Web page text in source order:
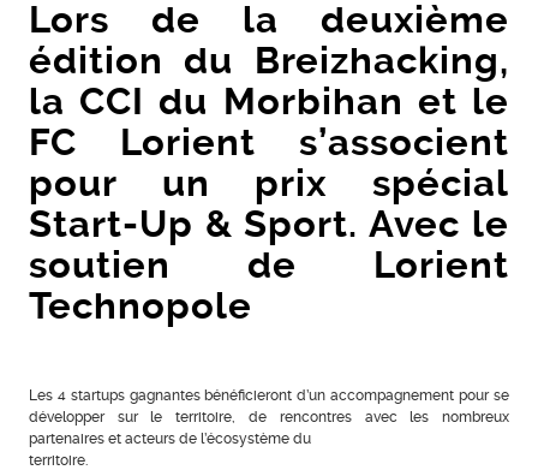
Lors de la deuxième
édition du Breizhacking,
la CCI du Morbihan et le
FC Lorient s’associent
pour un prix spécial
Start-Up & Sport. Avec le
soutien de Lorient
Technopole
Les 4 startups gagnantes bénéficieront d’un accompagnement pour se
développer sur le territoire, de rencontres avec les nombreux
partenaires et acteurs de l’écosystème du
territoire.